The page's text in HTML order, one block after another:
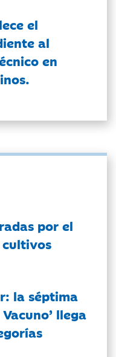
el
al
en
por el
la séptima
llega